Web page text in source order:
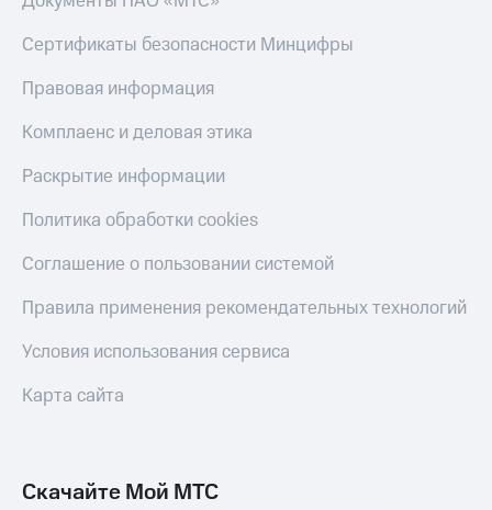
Сертификаты безопасности Минцифры
Правовая информация
Комплаенс и деловая этика
Раскрытие информации
Политика обработки cookies
Соглашение о пользовании системой
Правила применения рекомендательных технологий
Условия использования сервиса
Карта сайта
Скачайте Мой МТС